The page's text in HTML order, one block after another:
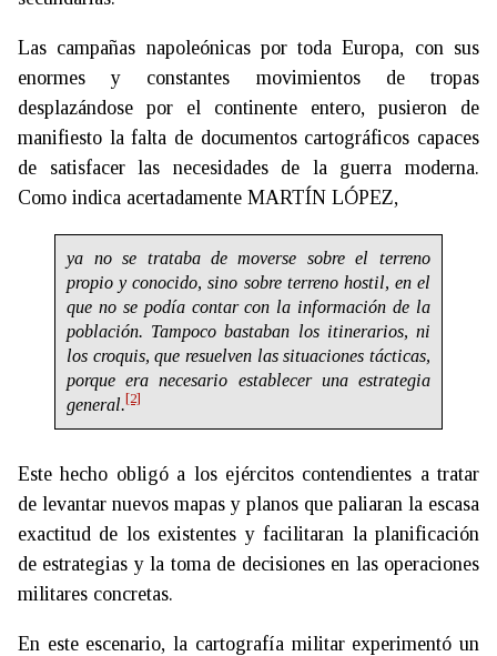
Las campañas napoleónicas por toda Europa, con sus
enormes y constantes movimientos de tropas
desplazándose por el continente entero, pusieron de
manifiesto la falta de documentos cartográficos capaces
de satisfacer las necesidades de la guerra moderna.
Como indica acertadamente MARTÍN LÓPEZ,
ya no se trataba de moverse sobre el terreno
propio y conocido, sino sobre terreno hostil, en el
que no se podía contar con la información de la
población. Tampoco bastaban los itinerarios, ni
los croquis, que resuelven las situaciones tácticas,
porque era necesario establecer una estrategia
general.[2]
Este hecho obligó a los ejércitos contendientes a tratar
de levantar nuevos mapas y planos que paliaran la escasa
exactitud de los existentes y facilitaran la planificación
de estrategias y la toma de decisiones en las operaciones
militares concretas.
En este escenario, la cartografía militar experimentó un